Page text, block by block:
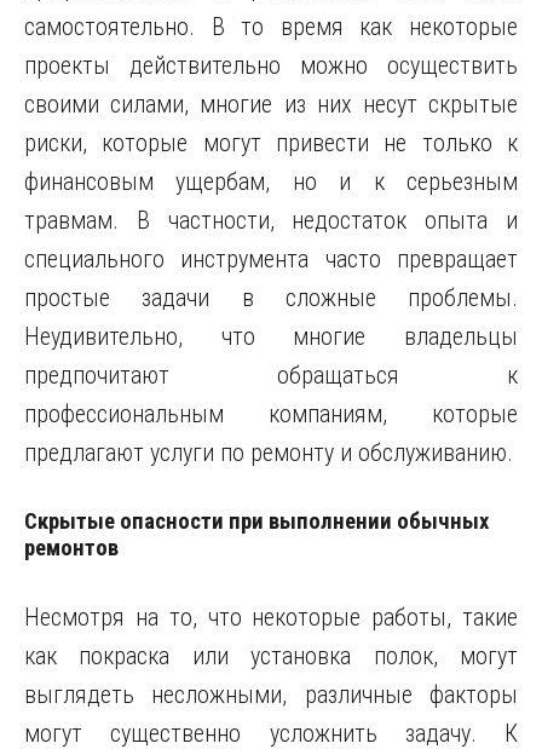
самостоятельно. В то время как некоторые
проекты действительно можно осуществить
своими силами, многие из них несут скрытые
риски, которые могут привести не только к
финансовым ущербам, но и к серьезным
травмам. В частности, недостаток опыта и
специального инструмента часто превращает
простые задачи в сложные проблемы.
Неудивительно, что многие владельцы
предпочитают обращаться к
профессиональным компаниям, которые
предлагают услуги по ремонту и обслуживанию.
Скрытые опасности при выполнении обычных
ремонтов
Несмотря на то, что некоторые работы, такие
как покраска или установка полок, могут
выглядеть несложными, различные факторы
могут существенно усложнить задачу. К